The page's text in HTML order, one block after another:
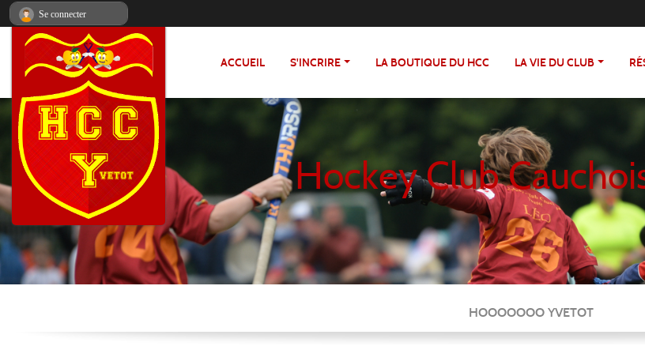
ACCUEIL S'INCRIRE LA BOUTIQUE DU HCC LA VIE DU CLUB
Hockey Club
HOOOOOOO YVETOT
Se connecter
Panneau de gestion des cookies